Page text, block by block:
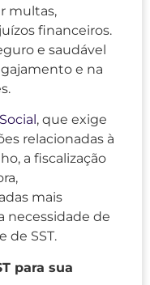
multas,
financeiros.
e saudável
e na
, que exige
relacionadas à
a fiscalização
mais
necessidade de
de SST.
para sua